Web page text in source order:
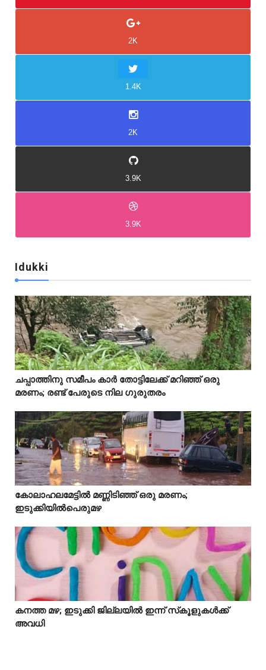
2K
1.4K
2K
3.9K
3.9K
Idukki
  
ചപ്പാത്തിനു സമീപം കാർ തോട്ടിലേക്ക് മറിഞ്ഞ് ഒരു
മരണം; രണ്ട് പേരുടെ നില ഗുരുതരം
  
Idukki
കോലാഹലമേട്ടിൽ മണ്ണിടിഞ്ഞ് ഒരു മരണം;
ഇടുക്കിയിൽപെരുമഴ
  
Idukki
കനത്ത മഴ; ഇടുക്കി ജില്ലയിൽ ഇന്ന് സ്‌കൂളുകൾക്ക്
അവധി